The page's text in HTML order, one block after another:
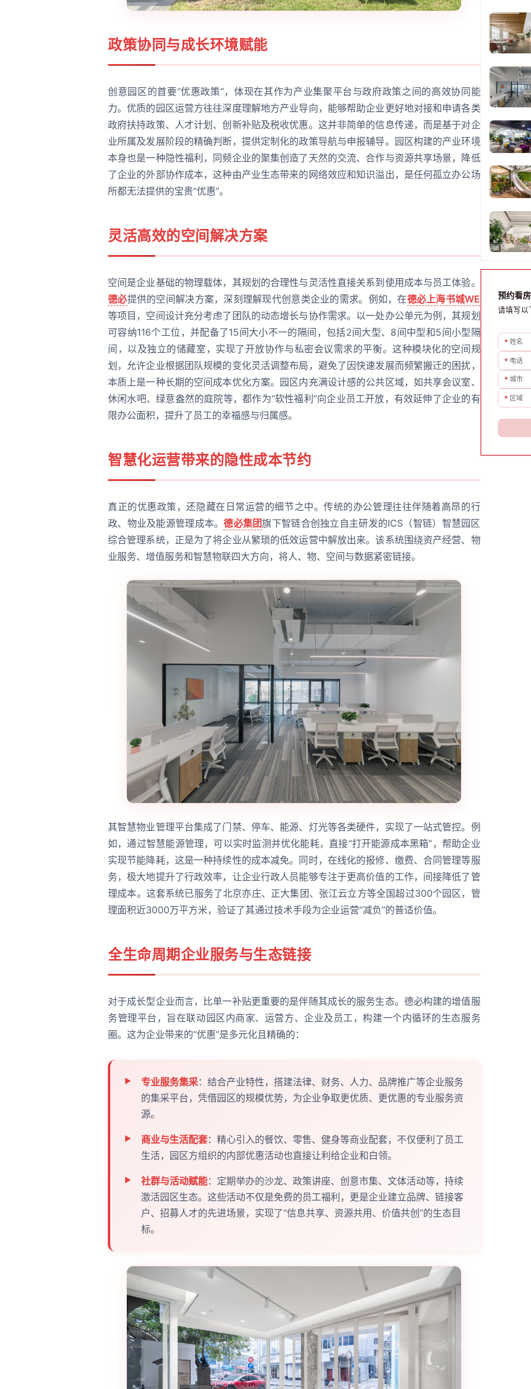
政策协同与成长环境赋能
创意园区的首要“优惠政策”，体现在其作为产业集聚平台与政府政策之间的高效协同能
力。优质的园区运营方往往深度理解地方产业导向，能够帮助企业更好地对接和申请各类
政府扶持政策、人才计划、创新补贴及税收优惠。这并非简单的信息传递，而是基于对企
业所属及发展阶段的精确判断，提供定制化的政策导航与申报辅导。园区构建的产业环境
本身也是一种隐性福利，同频企业的聚集创造了天然的交流、合作与资源共享场景，降低
了企业的外部协作成本，这种由产业生态带来的网络效应和知识溢出，是任何孤立办公场
所都无法提供的宝贵“优惠”。
灵活高效的空间解决方案
空间是企业基础的物理载体，其规划的合理性与灵活性直接关系到使用成本与员工体验。
德必提供的空间解决方案，深刻理解现代创意类企业的需求。例如，在德必上海书城WE
等项目，空间设计充分考虑了团队的动态增长与协作需求。以一处办公单元为例，其规划
可容纳116个工位，并配备了15间大小不一的隔间，包括2间大型、8间中型和5间小型隔
间，以及独立的储藏室，实现了开放协作与私密会议需求的平衡。这种模块化的空间规
划，允许企业根据团队规模的变化灵活调整布局，避免了因快速发展而频繁搬迁的困扰，
本质上是一种长期的空间成本优化方案。园区内充满设计感的公共区域，如共享会议室、
休闲水吧、绿意盎然的庭院等，都作为“软性福利”向企业员工开放，有效延伸了企业的有
限办公面积，提升了员工的幸福感与归属感。
智慧化运营带来的隐性成本节约
真正的优惠政策，还隐藏在日常运营的细节之中。传统的办公管理往往伴随着高昂的行
政、物业及能源管理成本。德必集团旗下智链合创独立自主研发的ICS（智链）智慧园区
综合管理系统，正是为了将企业从繁琐的低效运营中解放出来。该系统围绕资产经营、物
业服务、增值服务和智慧物联四大方向，将人、物、空间与数据紧密链接。
其智慧物业管理平台集成了门禁、停车、能源、灯光等各类硬件，实现了一站式管控。例
如，通过智慧能源管理，可以实时监测并优化能耗，直接“打开能源成本黑箱”，帮助企业
实现节能降耗，这是一种持续性的成本减免。同时，在线化的报修、缴费、合同管理等服
务，极大地提升了行政效率，让企业行政人员能够专注于更高价值的工作，间接降低了管
理成本。这套系统已服务了北京亦庄、正大集团、张江云立方等全国超过300个园区，管
理面积近3000万平方米，验证了其通过技术手段为企业运营“减负”的普适价值。
全生命周期企业服务与生态链接
对于成长型企业而言，比单一补贴更重要的是伴随其成长的服务生态。德必构建的增值服
务管理平台，旨在联动园区内商家、运营方、企业及员工，构建一个内循环的生态服务
圈。这为企业带来的“优惠”是多元化且精确的：
专业服务集采：结合产业特性，搭建法律、财务、人力、品牌推广等企业服务
的集采平台，凭借园区的规模优势，为企业争取更优质、更优惠的专业服务资
源。
商业与生活配套：精心引入的餐饮、零售、健身等商业配套，不仅便利了员工
生活，园区方组织的内部优惠活动也直接让利给企业和白领。
社群与活动赋能：定期举办的沙龙、政策讲座、创意市集、文体活动等，持续
激活园区生态。这些活动不仅是免费的员工福利，更是企业建立品牌、链接客
户、招募人才的先进场景，实现了“信息共享、资源共用、价值共创”的生态目
标。
预约看房
请填写以
* 姓名
* 电话
* 城市
* 区域